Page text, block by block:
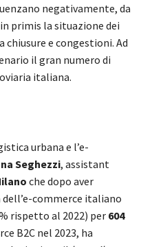
negativamente, da
primis la situazione dei
e congestioni. Ad
il gran numero di
italiana.
urbana e l’e-
Seghezzi, assistant
che dopo aver
commerce italiano
rispetto al 2022) per 604
B2C nel 2023, ha